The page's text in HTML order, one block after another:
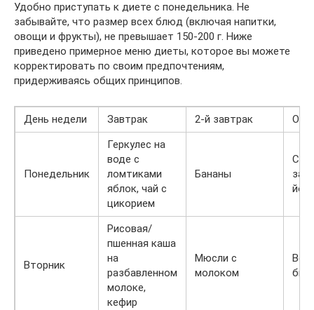
Удобно приступать к диете с понедельника. Не
забывайте, что размер всех блюд (включая напитки,
овощи и фрукты), не превышает 150-200 г. Ниже
приведено примерное меню диеты, которое вы можете
корректировать по своим предпочтениям,
придерживаясь общих принципов.
День недели Завтрак 2-й завтрак
Понедельник
Геркулес на
воде с
ломтиками
яблок, чай с
цикорием
Бананы
Вторник
Рисовая/
пшенная каша
на
разбавленном
молоке,
кефир
Мюсли с
молоком